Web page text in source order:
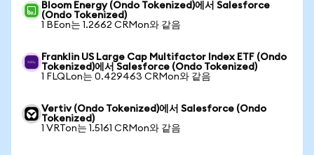
Bloom Energy (Ondo Tokenized)에서 Salesforce
(Ondo Tokenized)
1 BEon는 1.2662 CRMon와 같음
Franklin US Large Cap Multifactor Index ETF (Ondo
Tokenized)에서 Salesforce (Ondo Tokenized)
1 FLQLon는 0.429463 CRMon와 같음
Vertiv (Ondo Tokenized)에서 Salesforce (Ondo
Tokenized)
1 VRTon는 1.5161 CRMon와 같음